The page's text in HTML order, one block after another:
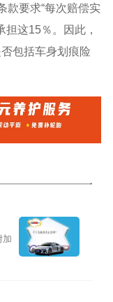
款要求“每次赔偿实
这15％。因此，
包括车身划痕险
加